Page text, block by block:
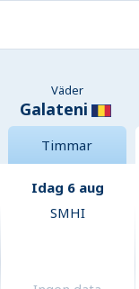
Väder
Galateni
Timmar
Idag 6 aug
SMHI